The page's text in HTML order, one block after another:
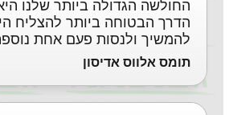
החולשה הגדולה ביותר שלנו
הדרך הבטוחה ביותר להצליח
להמשיך ולנסות פעם אחת
תומס אלווס אדיסון